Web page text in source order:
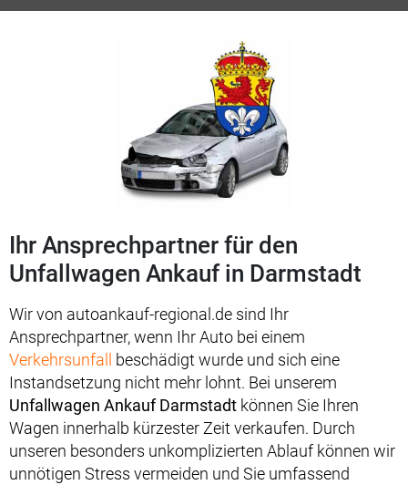
Ihr Ansprechpartner für den
Unfallwagen Ankauf in Darmstadt
Wir von autoankauf-regional.de sind Ihr
Ansprechpartner, wenn Ihr Auto bei einem
Verkehrsunfall
beschädigt wurde und sich eine
Instandsetzung nicht mehr lohnt. Bei unserem
Unfallwagen Ankauf Darmstadt können Sie Ihren
Wagen innerhalb kürzester Zeit verkaufen. Durch
unseren besonders unkomplizierten Ablauf können wir
unnötigen Stress vermeiden und Sie umfassend